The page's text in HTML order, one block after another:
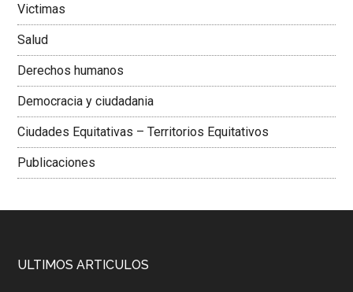
Victimas
Salud
Derechos humanos
Democracia y ciudadania
Ciudades Equitativas – Territorios Equitativos
Publicaciones
ULTIMOS ARTICULOS